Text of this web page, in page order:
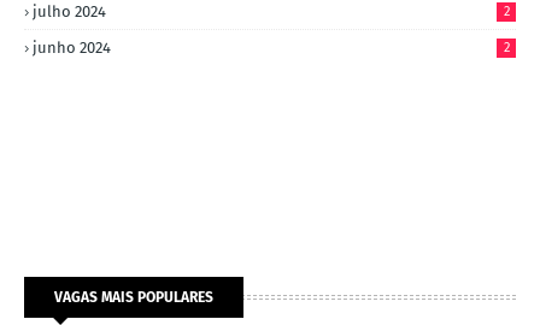
julho 2024 2
junho 2024 2
VAGAS MAIS POPULARES